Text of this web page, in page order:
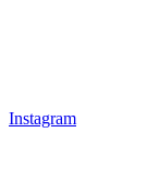
Instagram